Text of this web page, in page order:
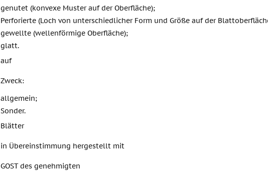
genutet (konvexe Muster auf der Oberfläche);
Perforierte (Loch von unterschiedlicher Form und Größe auf der
gewellte (wellenförmige Oberfläche);
glatt.
auf
Zweck:
allgemein;
Sonder.
Blätter
in Übereinstimmung hergestellt mit
GOST des genehmigten